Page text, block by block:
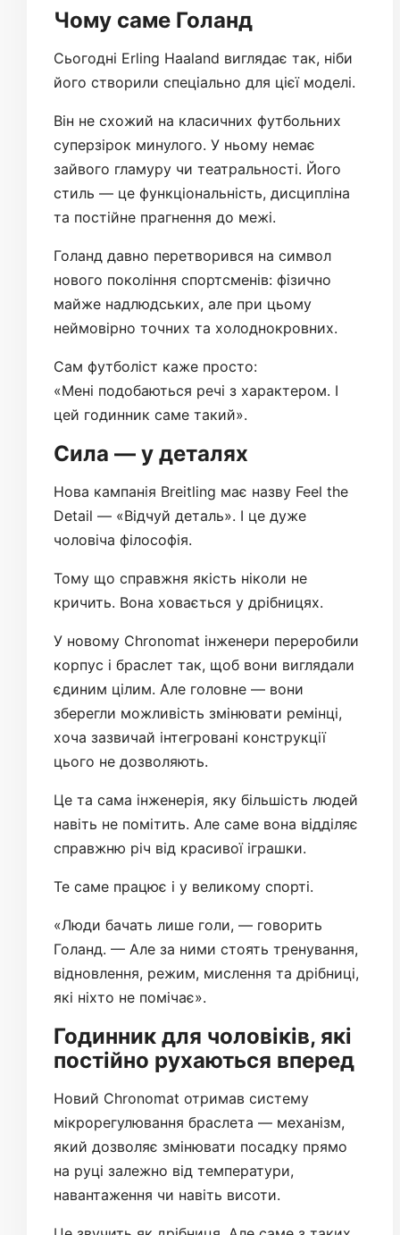
Чому саме Голанд
Сьогодні Erling Haaland виглядає так, ніби
його створили спеціально для цієї моделі.
Він не схожий на класичних футбольних
суперзірок минулого. У ньому немає
зайвого гламуру чи театральності. Його
стиль — це функціональність, дисципліна
та постійне прагнення до межі.
Голанд давно перетворився на символ
нового покоління спортсменів: фізично
майже надлюдських, але при цьому
неймовірно точних та холоднокровних.
Сам футболіст каже просто:
«Мені подобаються речі з характером. І
цей годинник саме такий».
Сила — у деталях
Нова кампанія Breitling має назву Feel the
Detail — «Відчуй деталь». І це дуже
чоловіча філософія.
Тому що справжня якість ніколи не
кричить. Вона ховається у дрібницях.
У новому Chronomat інженери переробили
корпус і браслет так, щоб вони виглядали
єдиним цілим. Але головне — вони
зберегли можливість змінювати ремінці,
хоча зазвичай інтегровані конструкції
цього не дозволяють.
Це та сама інженерія, яку більшість людей
навіть не помітить. Але саме вона відділяє
справжню річ від красивої іграшки.
Те саме працює і у великому спорті.
«Люди бачать лише голи, — говорить
Голанд. — Але за ними стоять тренування,
відновлення, режим, мислення та дрібниці,
які ніхто не помічає».
Годинник для чоловіків, які
постійно рухаються вперед
Новий Chronomat отримав систему
мікрорегулювання браслета — механізм,
який дозволяє змінювати посадку прямо
на руці залежно від температури,
навантаження чи навіть висоти.